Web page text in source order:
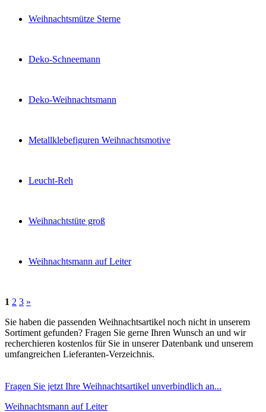
Weihnachtsmütze Sterne
Deko-Schneemann
Deko-Weihnachtsmann
Metallklebefiguren Weihnachtsmotive
Leucht-Reh
Weihnachtstüte groß
Weihnachtsmann auf Leiter
1 2 3 »
Sie haben die passenden Weihnachtsartikel noch nicht in unserem
Sortiment gefunden? Fragen Sie gerne Ihren Wunsch an und wir
recherchieren kostenlos für Sie in unserer Datenbank und unserem
umfangreichen Lieferanten-Verzeichnis.
Fragen Sie jetzt Ihre Weihnachtsartikel unverbindlich an...
Weihnachtsmann auf Leiter